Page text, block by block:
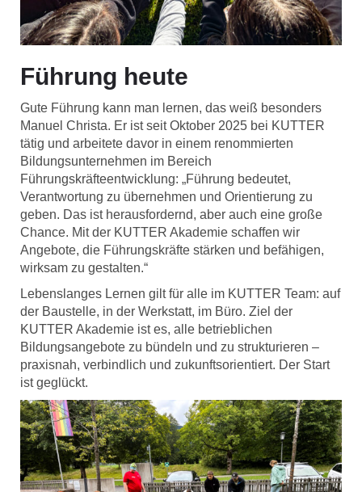
Führung heute
Gute Führung kann man lernen, das weiß besonders
Manuel Christa. Er ist seit Oktober 2025 bei KUTTER
tätig und arbeitete davor in einem renommierten
Bildungsunternehmen im Bereich
Führungskräfteentwicklung: „Führung bedeutet,
Verantwortung zu übernehmen und Orientierung zu
geben. Das ist herausfordernd, aber auch eine große
Chance. Mit der KUTTER Akademie schaffen wir
Angebote, die Führungskräfte stärken und befähigen,
wirksam zu gestalten.“
Lebenslanges Lernen gilt für alle im KUTTER Team: auf
der Baustelle, in der Werkstatt, im Büro. Ziel der
KUTTER Akademie ist es, alle betrieblichen
Bildungsangebote zu bündeln und zu strukturieren –
praxisnah, verbindlich und zukunftsorientiert. Der Start
ist geglückt.